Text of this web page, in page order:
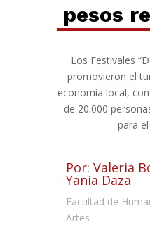
pesos
Los Festivales
promovieron el
economía local,
de 20.000
para
Por: Valeria
Yania Daza
Facultad de
Artes